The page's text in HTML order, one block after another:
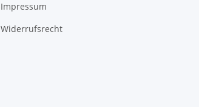
Impressum
Widerrufsrecht